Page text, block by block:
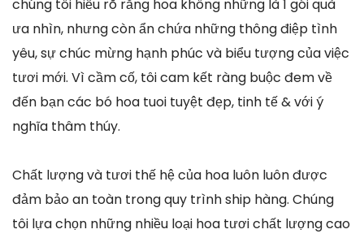
chúng tôi hiểu rõ rằng hoa không những là 1 gói quà
ưa nhìn, nhưng còn ẩn chứa những thông điệp tình
yêu, sự chúc mừng hạnh phúc và biểu tượng của việc
tươi mới. Vì cầm cố, tôi cam kết ràng buộc đem về
đến bạn các bó hoa tuoi tuyệt đẹp, tinh tế & với ý
nghĩa thâm thúy.
Chất lượng và tươi thế hệ của hoa luôn luôn được
đảm bảo an toàn trong quy trình ship hàng. Chúng
tôi lựa chọn những nhiều loại hoa tươi chất lượng cao